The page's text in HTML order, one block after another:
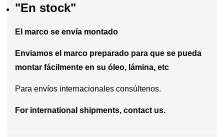
"En stock"
El marco se envía montado
Enviamos el marco preparado para que se pueda
montar fácilmente en su óleo, lámina, etc
Para envíos internacionales consúltenos.
For international shipments, contact us.